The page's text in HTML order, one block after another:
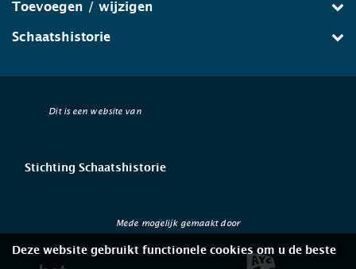
Toevoegen / wijzigen
Schaatshistorie
Dit is een website van
Stichting Schaatshistorie
Mede mogelijk gemaakt door
Deze website gebruikt functionele cookies om u de beste